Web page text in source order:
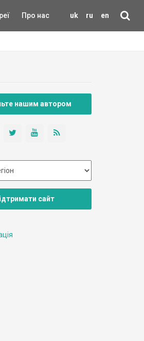
uk ru en
Про нас
нашим автором
сайт